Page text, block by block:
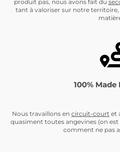
produit pas, nous avons fait du
tant à valoriser sur notre
100%
Nous travaillons en circuit-court et
quasiment toutes angevines (on
comment ne pas